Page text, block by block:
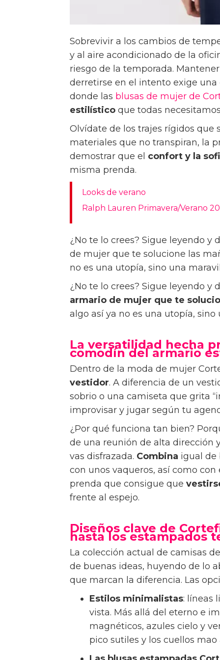
Sobrevivir a los cambios de
y al aire acondicionado de la
riesgo de la temporada.
derretirse en el intento exige
donde las blusas de mujer de
estilístico que todas
Olvídate de los trajes rígidos que
materiales que no transpiran, la
demostrar que el confort y la
misma prenda.
Looks de verano
Ralph Lauren Primavera/Verano
¿No te lo crees? Sigue leyendo
de mujer que te solucione las
no es una utopía, sino una
¿No te lo crees? Sigue leyendo y
armario de mujer que te
algo así ya no es una utopía,
La versatilidad hecha
comodín del armario
Dentro de la moda de mujer
vestidor. A diferencia de un
sobrio o una camiseta que grita
improvisar y jugar según tu
¿Por qué funciona tan bien?
de una reunión de alta dirección
vas disfrazada. Combina igual de
con unos vaqueros, así como
prenda que consigue que
frente al espejo.
Diseños clave de
hasta los estampados
La colección actual de camisas
de buenas ideas, huyendo de lo
que marcan la diferencia. Las
Estilos minimalistas: líneas
vista. Más allá del eterno e
magnéticos, azules cielo y
pico sutiles y los cuellos